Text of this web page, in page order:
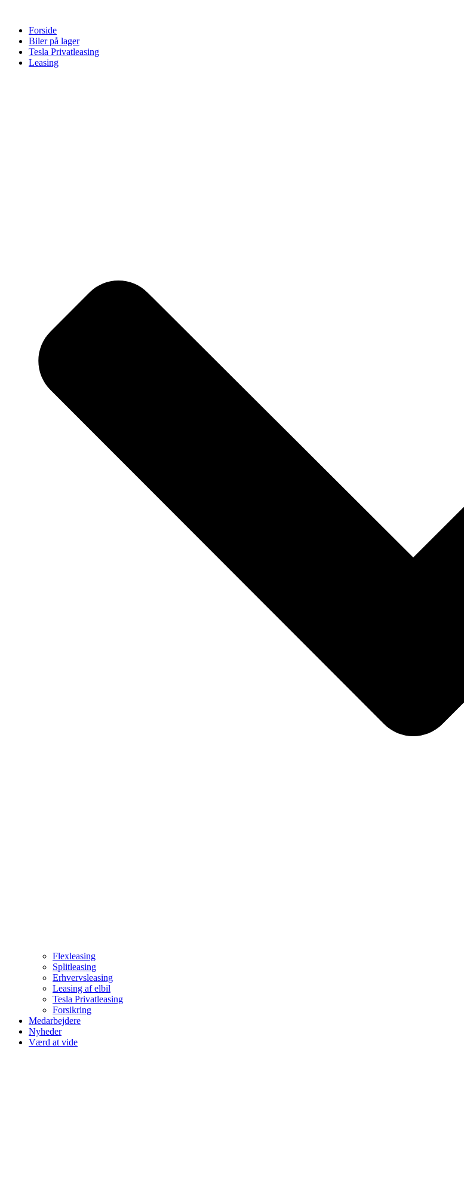
indholdForside
Biler på lager
Tesla Privatleasing
Leasing
Flexleasing
Splitleasing
Erhvervsleasing
Leasing af elbil
Tesla Privatleasing
Forsikring
Medarbejdere
Nyheder
Værd at vide